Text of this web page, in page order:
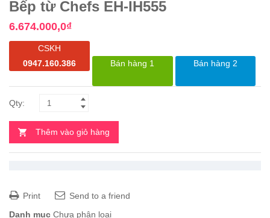
Bếp từ Chefs EH-IH555
6.674.000,0₫
CSKH
0947.160.386
Bán hàng 1 Bán hàng 2
Thêm vào giỏ hàng
Print
Send to a friend
Danh mục Chưa phân loại